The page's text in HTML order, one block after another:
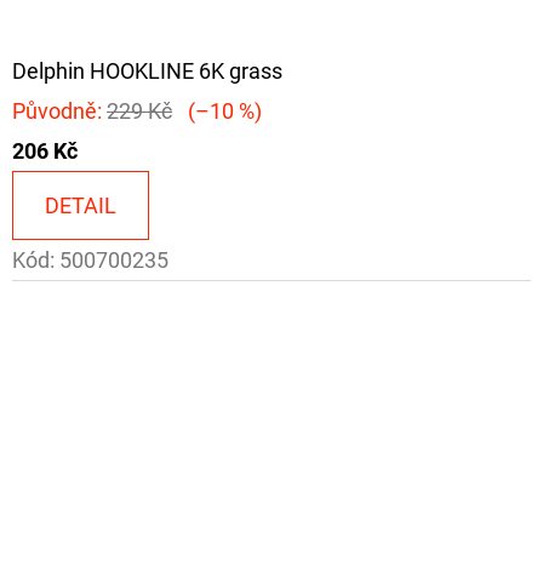
Delphin HOOKLINE 6K grass
Původně: 229 Kč
(–10 %)
206 Kč
DETAIL
Kód: 500700235